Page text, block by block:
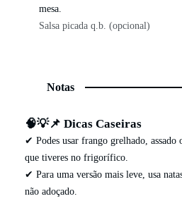
mesa.
Salsa picada q.b. (opcional)
Notas
🧠💡📌 Dicas Caseiras
✔ Podes usar frango grelhado,
que tiveres no frigorífico.
✔ Para uma versão mais leve, usa
não adoçado.